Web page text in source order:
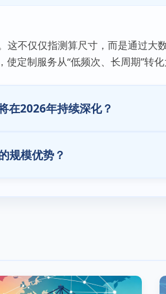
不仅仅指测算尺寸，而是通过大
定制服务从“低频次、长周期”转
在2026年持续深化？
规模优势？